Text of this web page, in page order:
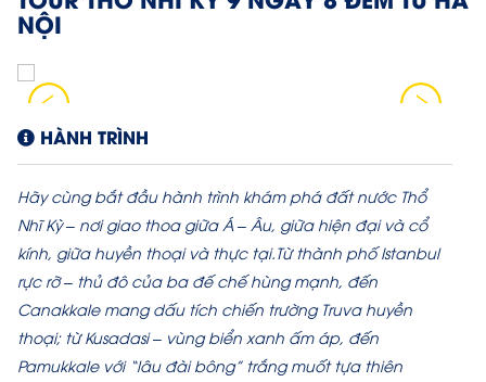
NỘI
HÀNH TRÌNH
Hãy cùng bắt đầu hành trình khám phá đất nước Thổ
Nhĩ Kỳ – nơi giao thoa giữa Á – Âu, giữa hiện đại và cổ
kính, giữa huyền thoại và thực tại.Từ thành phố Istanbul
rực rỡ – thủ đô của ba đế chế hùng mạnh, đến
Canakkale mang dấu tích chiến trường Truva huyền
thoại; từ Kusadasi – vùng biển xanh ấm áp, đến
Pamukkale với “lâu đài bông” trắng muốt tựa thiên